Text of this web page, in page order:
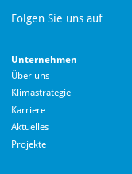
Folgen Sie uns auf
Unternehmen
Über uns
Klimastrategie
Karriere
Aktuelles
Projekte